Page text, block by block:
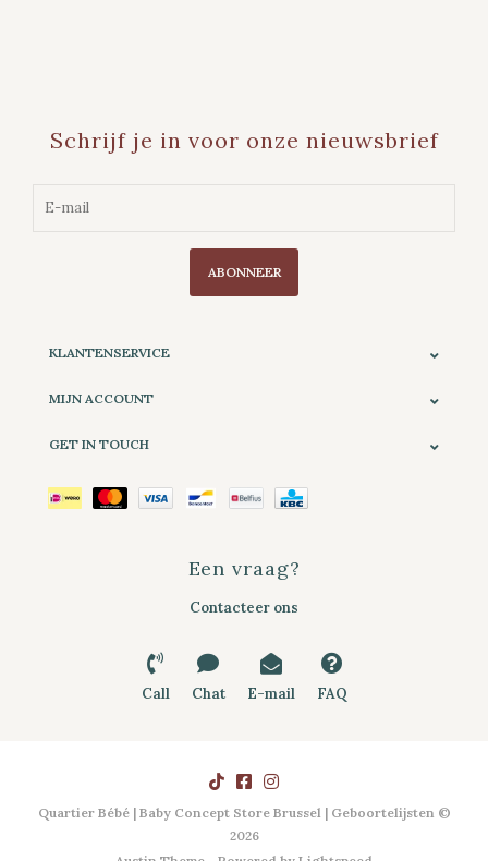
Schrijf je in voor onze nieuwsbrief
ABONNEER
KLANTENSERVICE
MIJN ACCOUNT
GET IN TOUCH
Een vraag?
Contacteer ons
Call Chat E-mail FAQ
Quartier Bébé | Baby Concept Store Brussel | Geboortelijsten ©
2026